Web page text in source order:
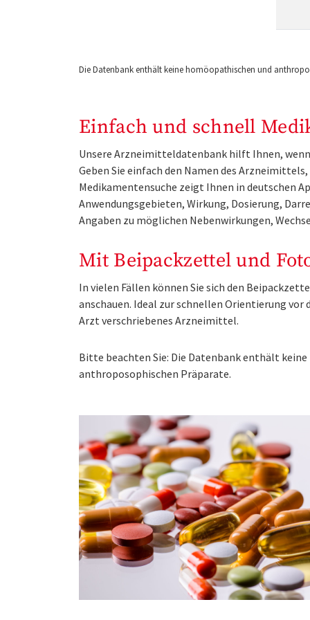
Die Datenbank enthält keine homöopathischen und
Einfach und schnell
Unsere Arzneimitteldatenbank hilft Ihnen,
Geben Sie einfach den Namen des
Medikamentensuche zeigt Ihnen in deutschen
Anwendungsgebieten, Wirkung, Dosierung,
Angaben zu möglichen Nebenwirkungen,
Mit Beipackzettel und
In vielen Fällen können Sie sich den
anschauen. Ideal zur schnellen Orientierung
Arzt verschriebenes Arzneimittel.
Bitte beachten Sie: Die Datenbank enthält
anthroposophischen Präparate.